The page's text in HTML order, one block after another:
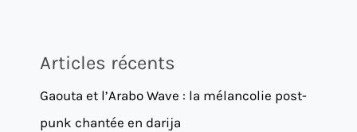
Articles récents
Gaouta et l’Arabo Wave : la mélancolie post-
punk chantée en darija